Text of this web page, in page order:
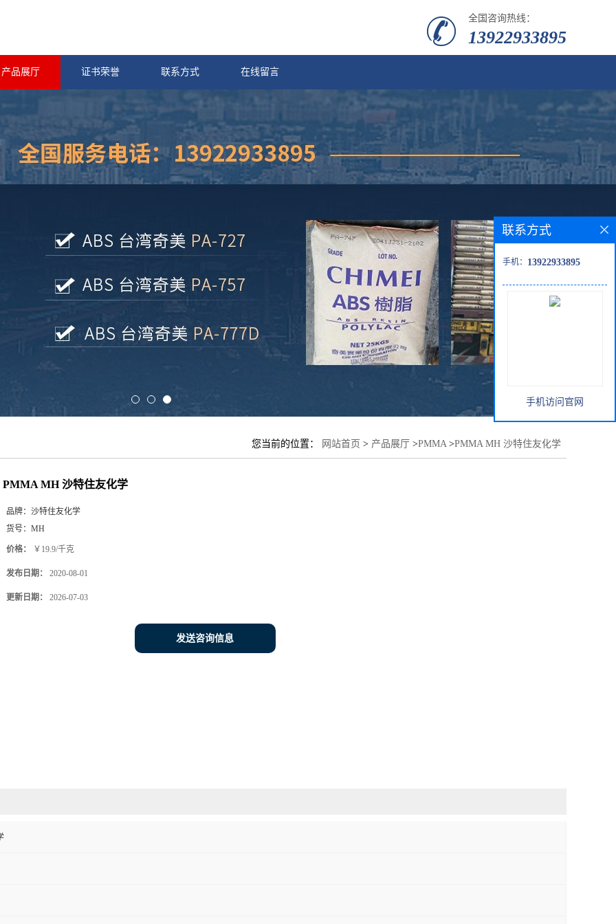
全国咨询热线：
13922933895
产品展厅 证书荣誉 联系方式 在线留言
您当前的位置： 网站首页 > 产品展厅 >PMMA >PMMA MH 沙特住友化学
PMMA MH 沙特住友化学
品牌： 沙特住友化学
货号： MH
价格： ￥19.9/千克
发布日期： 2020-08-01
更新日期： 2026-07-03
发送咨询信息
联系方式
手机： 13922933895
手机访问官网